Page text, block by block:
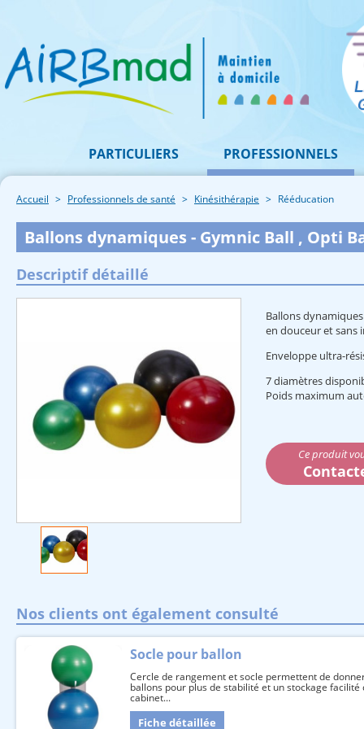
PARTICULIERS PROFESSIONNELS
Accueil Professionnels de santé Kinésithérapie Rééducation
Ballons dynamiques - Gymnic Ball , Opti
Descriptif détaillé
Ballons
en douceur et sans
Enveloppe ultra-
7 diamètres
Poids maximum
Ce produit
Nos clients ont également consulté
Socle pour ballon
Cercle de rangement et socle permettent de
ballons pour plus de stabilité et un stockage facilité
cabinet...
Fiche détaillée